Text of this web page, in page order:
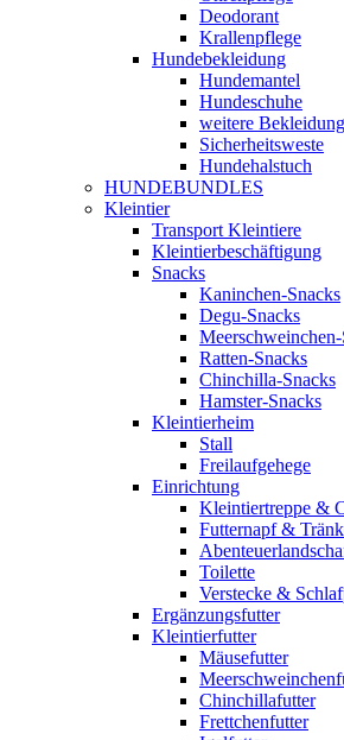
Deodorant
Krallenpflege
Hundebekleidung
Hundemantel
Hundeschuhe
weitere Bekleidung
Sicherheitsweste
Hundehalstuch
HUNDEBUNDLES
Kleintier
Transport Kleintiere
Kleintierbeschäftigung
Snacks
Kaninchen-Snacks
Degu-Snacks
Ratten-Snacks
Chinchilla-Snacks
Hamster-Snacks
Kleintierheim
Stall
Freilaufgehege
Einrichtung
Kleintiertreppe &
Futternapf &
Toilette
Verstecke &
Ergänzungsfutter
Kleintierfutter
Mäusefutter
Chinchillafutter
Frettchenfutter